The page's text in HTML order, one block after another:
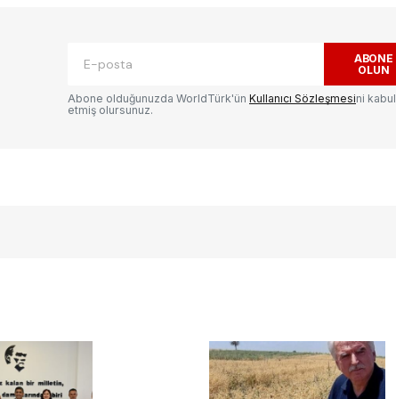
ABONE
OLUN
Abone olduğunuzda WorldTürk'ün Kullanıcı Sözleşmesini kabul
etmiş olursunuz.